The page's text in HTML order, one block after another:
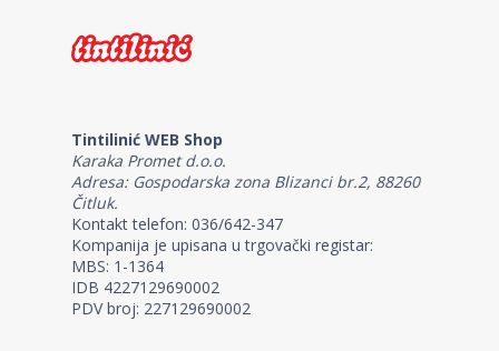
Tintilinić WEB Shop
Karaka Promet d.o.o.
Adresa: Gospodarska zona Blizanci br.2, 88260
Čitluk.
Kontakt telefon: 036/642-347
Kompanija je upisana u trgovački registar:
MBS: 1-1364
IDB 4227129690002
PDV broj: 227129690002